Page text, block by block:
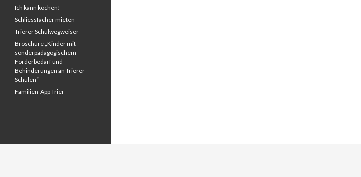
Ich kann kochen!
Schliessfächer mieten
Trierer Schulwegweiser
Broschüre „Kinder mit
sonderpädagogischem
Förderbedarf und
Behinderungen an Trierer
Schulen“
Familien-App Trier